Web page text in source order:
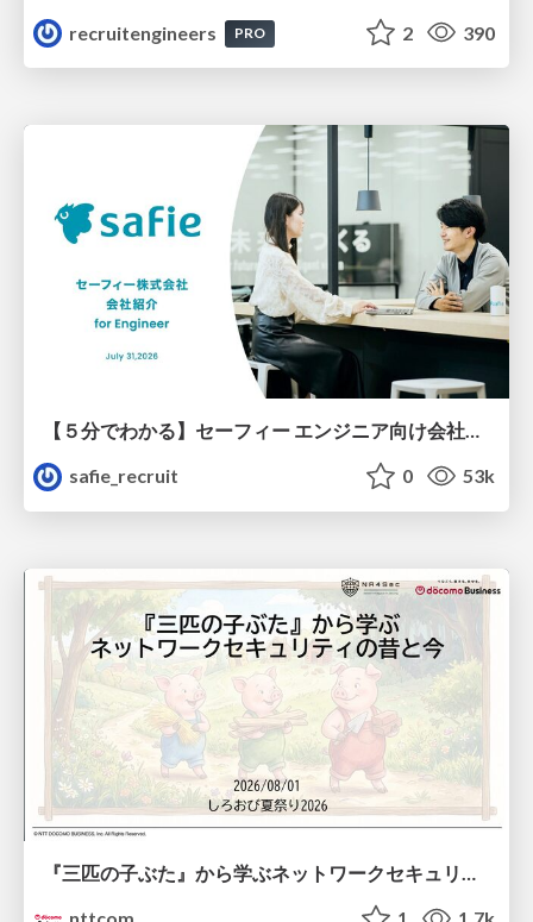
recruitengineers
PRO 2 390
【５分でわかる】セーフィー エンジニア向け会社紹介
safie_recruit
0 53k
『三匹の子ぶた』から学ぶネットワークセキュリティの昔と今 / Network Security: Then and Now Through the Lens of The Three Little Pigs